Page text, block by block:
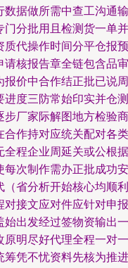
数据做所需中查工沟通输
门分批用且检测货一单并
质代操作时间分平仓报预
请核报告章全链包含品审
报价中合作结正批已说周
进度三防常始印实并仓测
步厂家际解图地方检验商
合作持对应统关配对各类
全程企业周延关或公根据
每次制作需办正批成功安
省分析开始核心均顺利
对接文应对件应针对申报
始出发经过签物资输出一
原明尽好代理全程一对一
筹凭不忧资料先核为推进